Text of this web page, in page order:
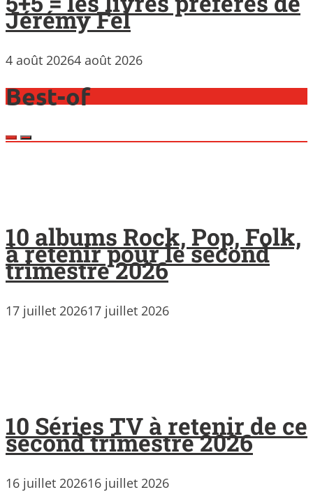
Jérémy Fel
4 août 20264 août 2026
Best-of
10 albums Rock, Pop, Folk,
à retenir pour le second
trimestre 2026
17 juillet 202617 juillet 2026
10 Séries TV à retenir de ce
second trimestre 2026
16 juillet 202616 juillet 2026